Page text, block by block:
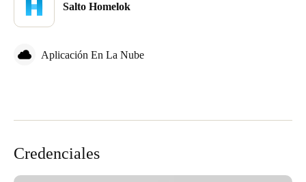
Salto Homelok
Aplicación En La Nube
Credenciales